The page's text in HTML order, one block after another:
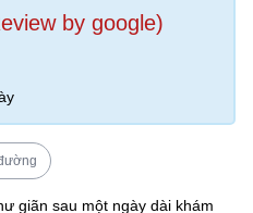
by google)
giãn sau một ngày dài khám